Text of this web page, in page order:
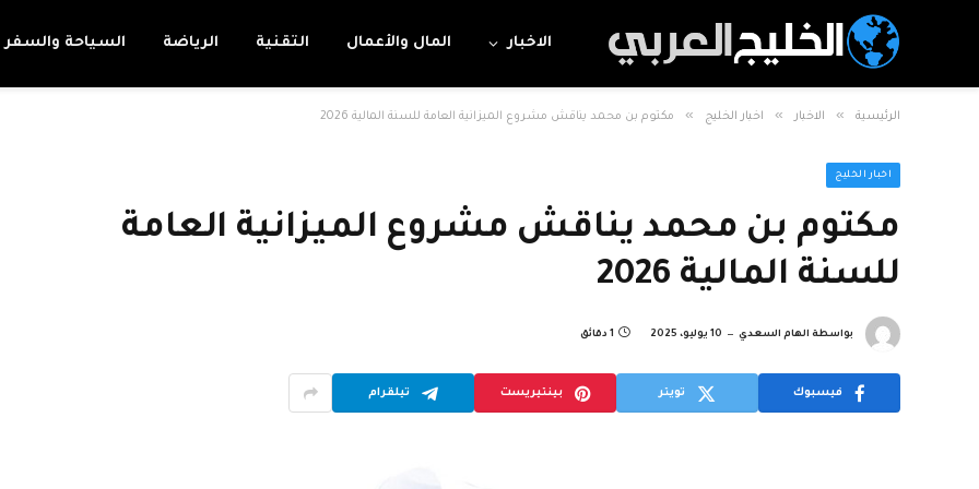
الاخبار المال والأعمال التقنية الرياضة السياحة والسفر
الرئيسية » الاخبار » اخبار الخليج » مكتوم بن محمد يناقش مشروع الميزانية العامة للسنة المالية 2026
اخبار الخليج
مكتوم بن محمد يناقش مشروع الميزانية العامة
للسنة المالية 2026
بواسطة الهام السعدي 10 يوليو، 2025 1 دقائق
فيسبوك تويتر بينتيريست تيلقرام